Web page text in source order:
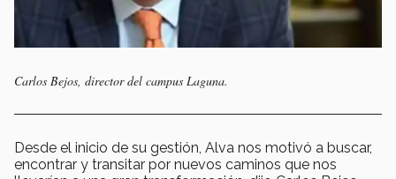
Carlos Bejos, director del campus Laguna.
Desde el inicio de su gestión, Alva nos motivó a buscar,
encontrar y transitar por nuevos caminos que nos